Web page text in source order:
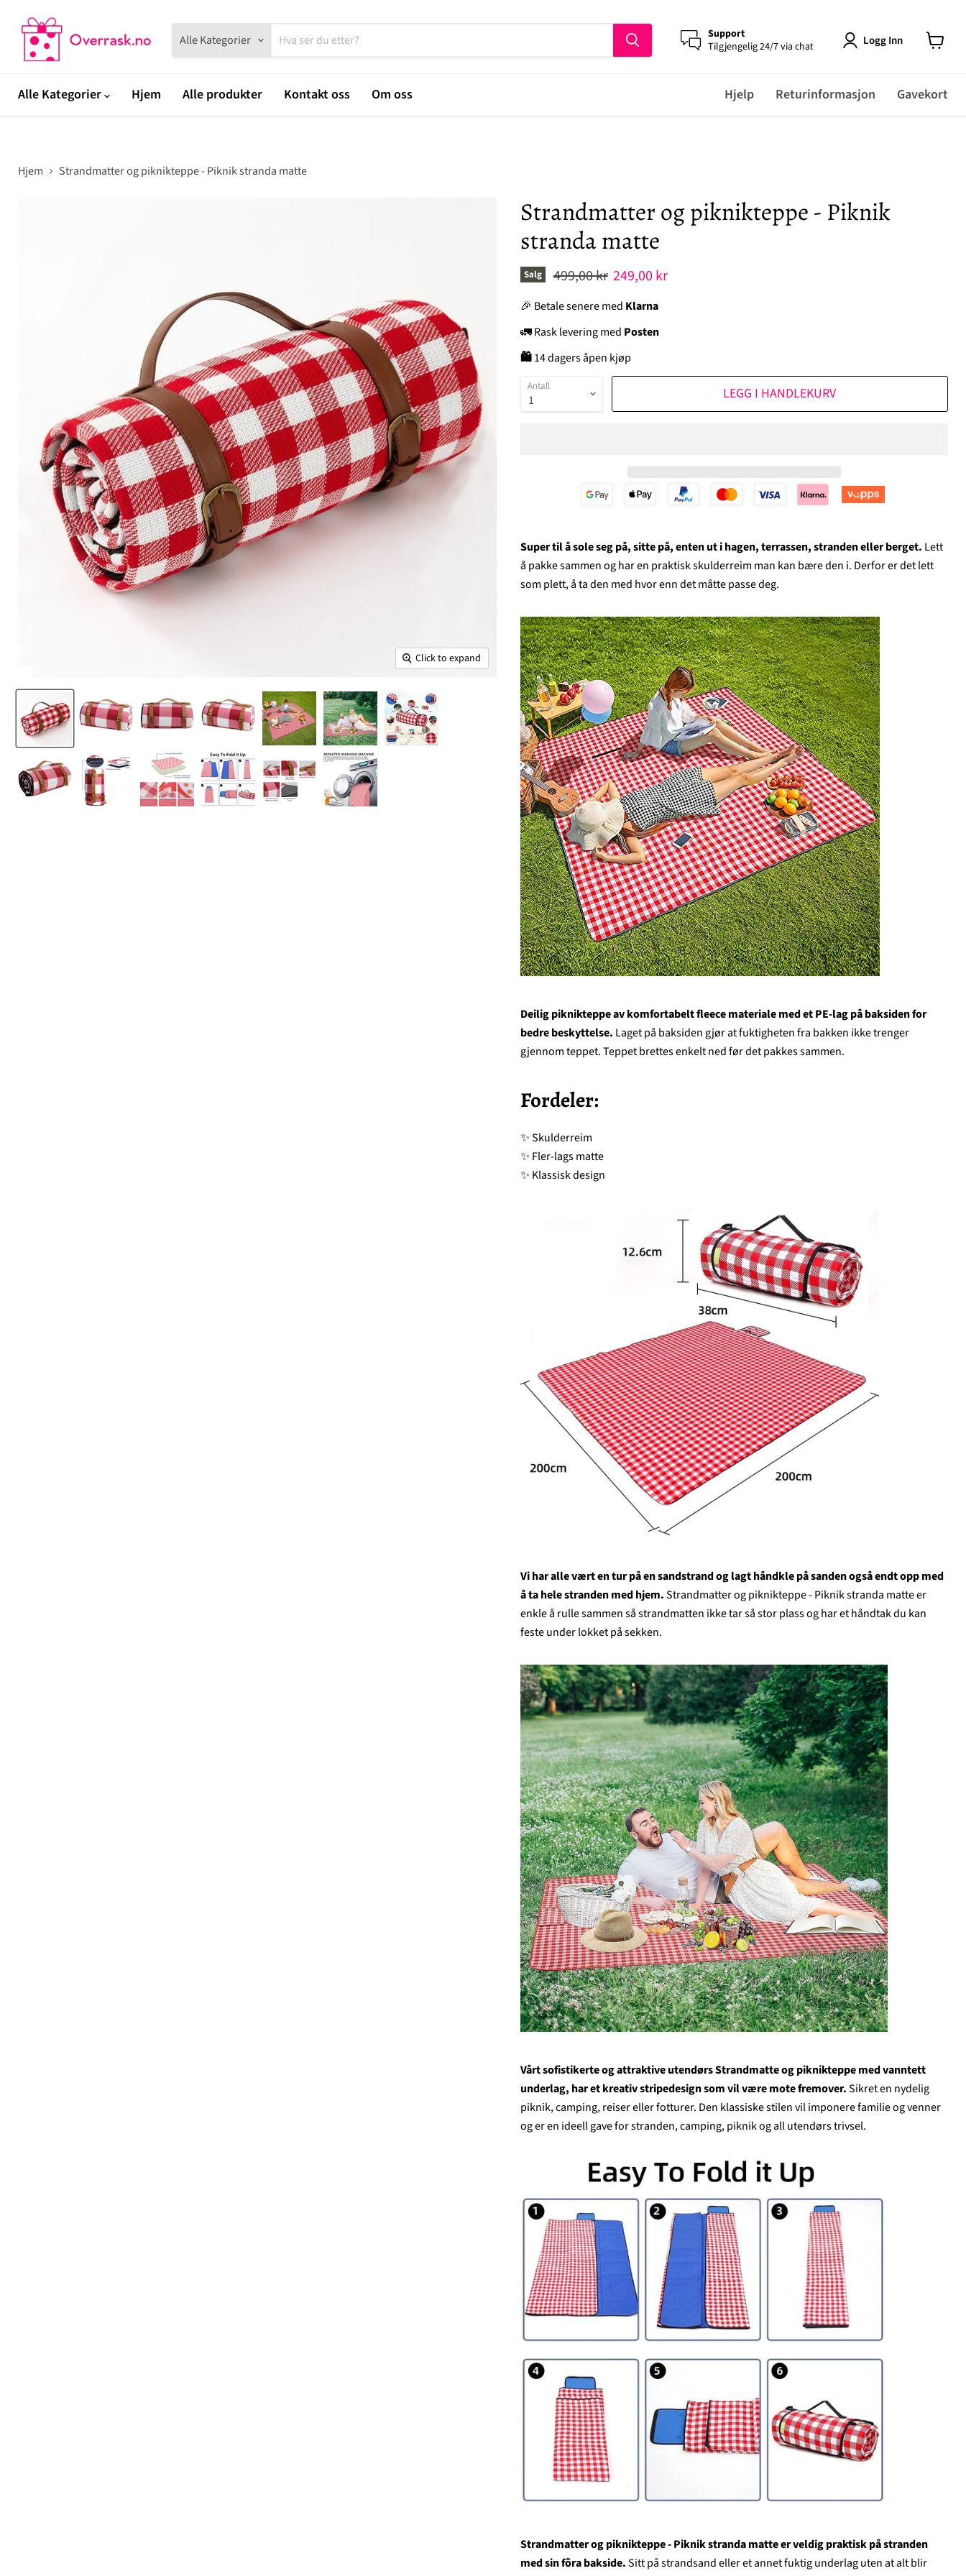
Alle Kategorier
Support
Tilgjengelig 24/7 via chat
Logg Inn
Alle Kategorier Hjem Alle produkter Kontakt oss Om oss Hjelp Returinformasjon Gavekort
Hjem Strandmatter og piknikteppe - Piknik stranda matte
Click to expand
Strandmatter og piknikteppe - Piknik
stranda matte
Salg Original pris
499,00 kr Nåværende pris
249,00 kr
🎉 Betale senere med Klarna
🚛 Rask levering med Posten
🛍14 dagers åpen kjøp
Antall LEGG I HANDLEKURV
Super til å sole seg på, sitte på, enten ut i hagen, terrassen, stranden eller berget. Lett
å pakke sammen og har en praktisk skulderreim man kan bære den i. Derfor er det lett
som plett, å ta den med hvor enn det måtte passe deg.
Deilig piknikteppe av komfortabelt fleece materiale med et PE-lag på baksiden for
bedre beskyttelse. Laget på baksiden gjør at fuktigheten fra bakken ikke trenger
gjennom teppet. Teppet brettes enkelt ned før det pakkes sammen.
Fordeler:
✨ Skulderreim
✨ Fler-lags matte
✨ Klassisk design
Vi har alle vært en tur på en sandstrand og lagt håndkle på sanden også endt opp med
å ta hele stranden med hjem.Strandmatter og piknikteppe - Piknik stranda matte er
enkle å rulle sammen så strandmatten ikke tar så stor plass og har et håndtak du kan
feste under lokket på sekken.
Vårt sofistikerte og attraktive utendørs Strandmatte og piknikteppe med vanntett
underlag, har et kreativ stripedesign som vil være mote fremover.Sikret en nydelig
piknik, camping, reiser eller fotturer. Den klassiske stilen vil imponere familie og venner
og er en ideell gave for stranden, camping, piknik og all utendørs trivsel.
Strandmatter og piknikteppe - Piknik stranda matte er veldig praktisk på stranden
med sin fôra bakside.Sitt på strandsand eller et annet fuktig underlag uten at alt blir